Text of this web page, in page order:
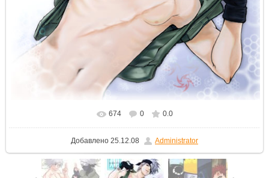
674 0 0.0
Добавлено 25.12.08 Administrator